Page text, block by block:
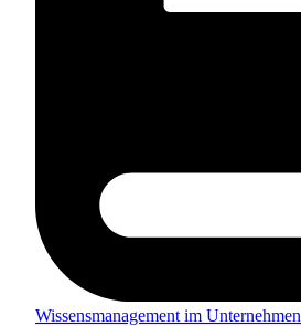
Wissensmanagement im Unternehmen